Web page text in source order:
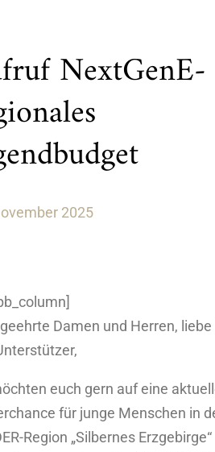
NextGenE-
2025
Damen und Herren,
euch gern auf eine
für junge Menschen in
Region „Silbernes Erzgebirge“